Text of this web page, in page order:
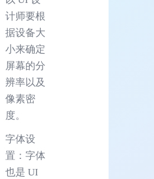
计师要根
据设备大
小来确定
屏幕的分
辨率以及
像素密
度。
字体设
置：字体
也是 UI